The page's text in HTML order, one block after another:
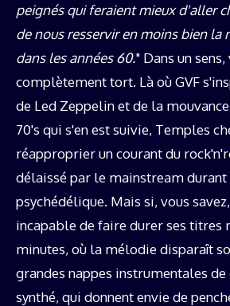
peignés qui feraient mieux d'aller
de nous resservir en moins bien la
dans les années 60." Dans un
complètement tort. Là où GVF
de Led Zeppelin et de la
70's qui s'en est suivie, Temples
réapproprier un courant du
délaissé par le mainstream durant
psychédélique. Mais si, vous
incapable de faire durer ses titres
minutes, où la mélodie disparaît
grandes nappes instrumentales
synthé, qui donnent envie de